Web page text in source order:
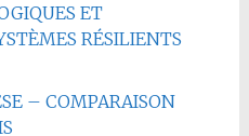
ET
RÉSILIENTS
– COMPARAISON